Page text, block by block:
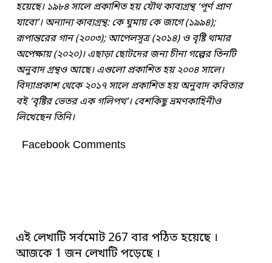
হয়েছে। ১৯৮৪ সালে প্রকাশিত হয় যৌথ কাব্যগ্রন্থ ‘পূর্ণ প্রাণ
যাবো’। অন্যান্য কাব্যগ্রন্থ: কে ঘুমায় কে জাগে (১৯৯৪);
রূপান্তরের গান (২০০৩); আপেলসূত্র (২০১৪) ও বৃষ্টি থামার
অপেক্ষায় (২০২০)। এছাড়া ছোটদের জন্য চীনা গল্পের তিনটি
অনুবাদ গ্রন্থও আছে। এগুলো প্রকাশিত হয় ২০০৪ সালে।
বিদ্যাপ্রকাশ থেকে ২০১৭ সালে প্রকাশিত হয় অনুবাদ কবিতার
বই ‘বৃষ্টির ভেতর এক গলিপথ’। বেশকিছু ভ্রমণকাহিনীও
লিখেছেন তিনি।
Facebook Comments
এই লেখাটি সর্বমোট 267 বার পঠিত হয়েছে ।
আজকে 1 জন লেখাটি পড়েছে ।